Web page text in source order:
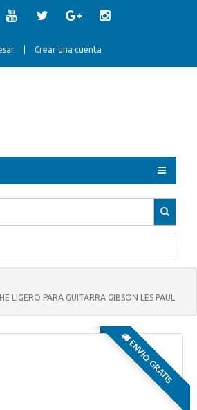
Crear una cuenta
LIGERO PARA GUITARRA GIBSON LES PAUL
ENVIO GRATIS